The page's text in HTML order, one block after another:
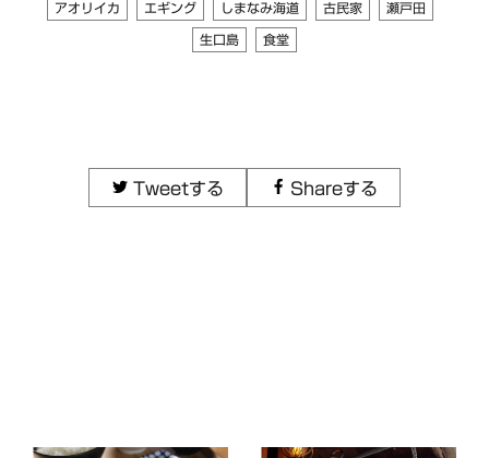
アオリイカ エギング しまなみ海道 古民家 瀬戸田
生口島 食堂
Tweetする Shareする